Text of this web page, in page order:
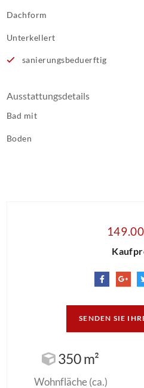
Dachform
Unterkellert
sanierungsbeduerftig
Ausstattungsdetails
Bad mit
Boden
SENDEN SIE
350 m²
Wohnfläche (ca.)